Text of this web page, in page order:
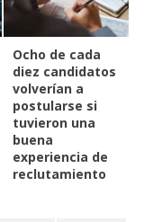
Ocho de cada
diez candidatos
volverían a
postularse si
tuvieron una
buena
experiencia de
reclutamiento